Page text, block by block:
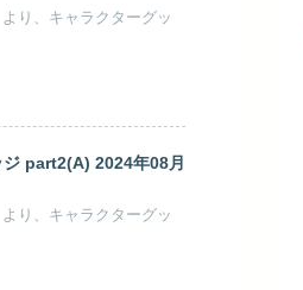
り、キャラクターグッ
part2(A) 2024年08月
り、キャラクターグッ